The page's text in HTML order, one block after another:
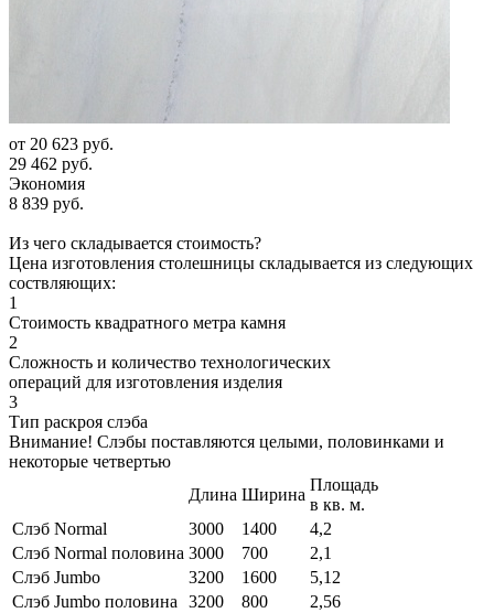
от 20 623 руб.
29 462 руб.
Экономия
8 839 руб.
Из чего складывается стоимость?
Цена изготовления столешницы складывается из следующих
соствляющих:
1
Стоимость квадратного метра камня
2
Сложность и количество технологических
операций для изготовления изделия
3
Тип раскроя слэба
Внимание! Слэбы поставляются целыми, половинками и
некоторые четвертью
Длина Ширина
Площадь
в кв. м.
Слэб Normal
3000 1400
4,2
Слэб Normal половина 3000 700
2,1
Слэб Jumbo
3200 1600
5,12
Слэб Jumbo половина
3200 800
2,56